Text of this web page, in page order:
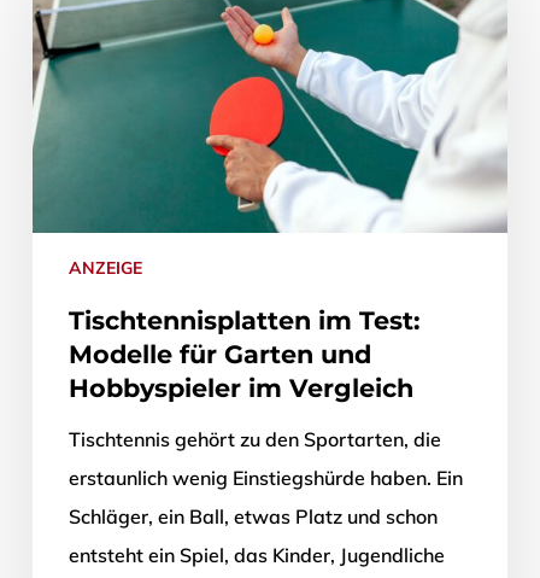
ANZEIGE
Tischtennisplatten im Test:
Modelle für Garten und
Hobbyspieler im Vergleich
Tischtennis gehört zu den Sportarten, die
erstaunlich wenig Einstiegshürde haben. Ein
Schläger, ein Ball, etwas Platz und schon
entsteht ein Spiel, das Kinder, Jugendliche